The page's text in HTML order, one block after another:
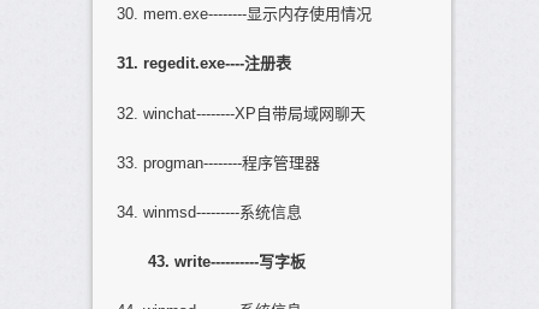
30. mem.exe--------显示内存使用情况
31. regedit.exe----注册表
32. winchat--------XP自带局域网聊天
33. progman--------程序管理器
34. winmsd---------系统信息
43. write----------写字板